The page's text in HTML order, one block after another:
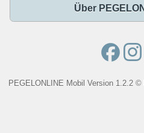
Über
PEGELONLINE Mobil Version 1.2.2 ©